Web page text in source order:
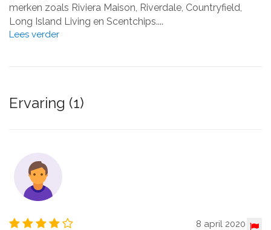
merken zoals Riviera Maison, Riverdale, Countryfield,
Long Island Living en Scentchips....
Lees verder
Ervaring (1)
8 april 2020